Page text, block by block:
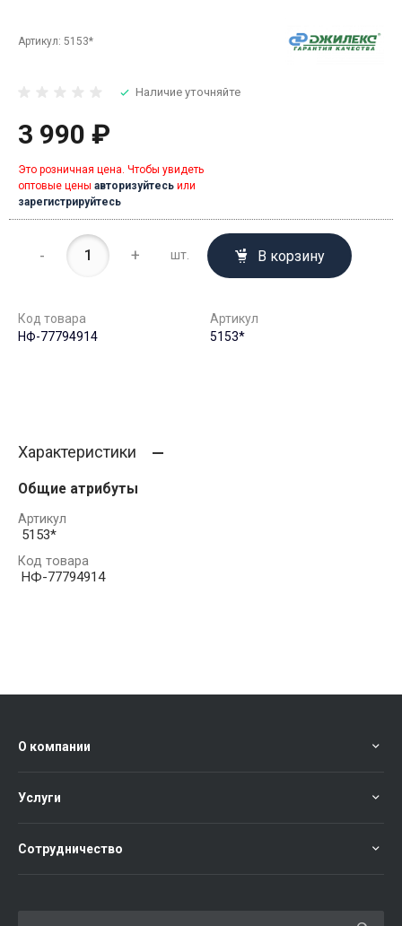
Артикул: 5153*
Наличие уточняйте
3 990 ₽
Это розничная цена. Чтобы увидеть
оптовые цены авторизуйтесь или
зарегистрируйтесь
- + шт. В корзину
Код товара
НФ-77794914
Артикул
5153*
Характеристики
Общие атрибуты
Артикул
5153*
Код товара
НФ-77794914
О компании
Услуги
Сотрудничество